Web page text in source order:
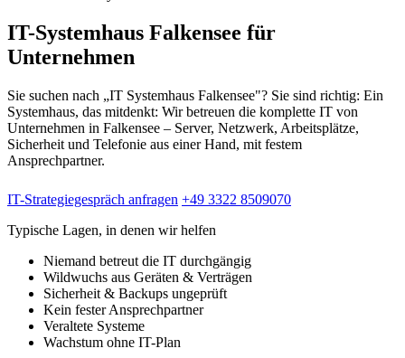
IT-Systemhaus Falkensee für
Unternehmen
Sie suchen nach „IT Systemhaus Falkensee"? Sie sind richtig: Ein
Systemhaus, das mitdenkt: Wir betreuen die komplette IT von
Unternehmen in Falkensee – Server, Netzwerk, Arbeitsplätze,
Sicherheit und Telefonie aus einer Hand, mit festem
Ansprechpartner.
IT-Strategiegespräch anfragen +49 3322 8509070
Typische Lagen, in denen wir helfen
Niemand betreut die IT durchgängig
Wildwuchs aus Geräten & Verträgen
Sicherheit & Backups ungeprüft
Kein fester Ansprechpartner
Veraltete Systeme
Wachstum ohne IT-Plan